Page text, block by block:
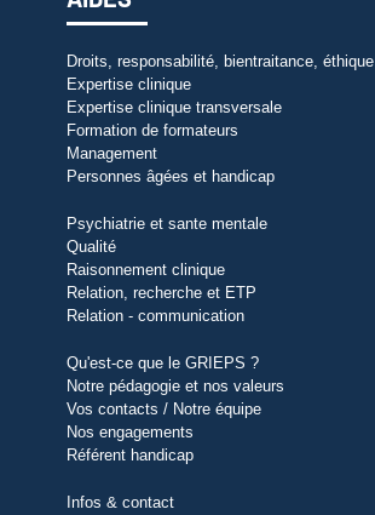
Droits, responsabilité, bientraitance, éthique
Expertise clinique
Expertise clinique transversale
Formation de formateurs
Management
Personnes âgées et handicap
Psychiatrie et sante mentale
Qualité
Raisonnement clinique
Relation, recherche et ETP
Relation - communication
Qu'est-ce que le GRIEPS ?
Notre pédagogie et nos valeurs
Vos contacts / Notre équipe
Nos engagements
Référent handicap
Infos & contact